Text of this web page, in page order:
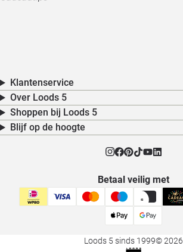
Klantenservice
Over Loods 5
Shoppen bij Loods 5
Blijf op de hoogte
Betaal veilig met
Loods 5 sinds 1999© 2026